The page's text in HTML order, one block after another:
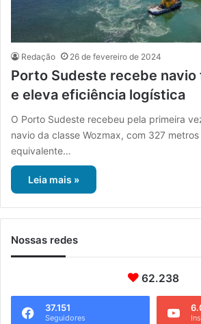
Redação 26 de fevereiro de 2024
Porto Sudeste recebe navio
e eleva eficiência logística
O Porto Sudeste recebeu pela primeira
navio da classe Wozmax, com 327
equivalente…
Leia mais »
Nossas redes
62.238
37.151
Seguidores